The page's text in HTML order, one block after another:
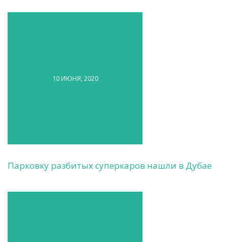
10 ИЮНЯ, 2020
Парковку разбитых суперкаров нашли в Дубае